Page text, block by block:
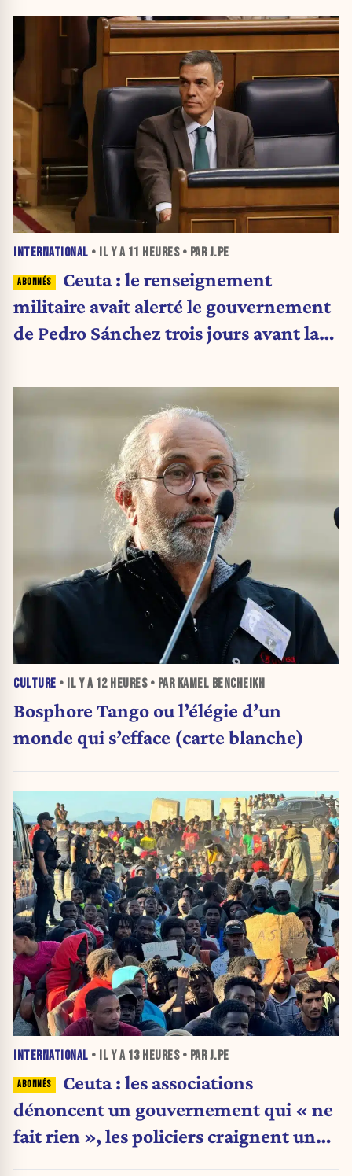
INTERNATIONAL • IL Y A 11 HEURES• PAR J.PE
Ceuta : le renseignement
militaire avait alerté le gouvernement
de Pedro Sánchez trois jours avant la
CULTURE • IL Y A 12 HEURES• PAR KAMEL BENCHEIKH
Bosphore Tango ou l’élégie d’un
monde qui s’efface (carte blanche)
INTERNATIONAL • IL Y A 13 HEURES• PAR J.PE
Ceuta : les associations
dénoncent un gouvernement qui « ne
fait rien », les policiers craignent une